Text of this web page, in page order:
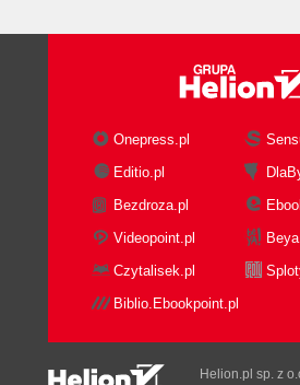
Onepress.pl
Editio.pl
Bezdroza.pl
Videopoint.pl
Czytalisek.pl
Biblio.Ebookpoint.pl
Helion.pl sp. z